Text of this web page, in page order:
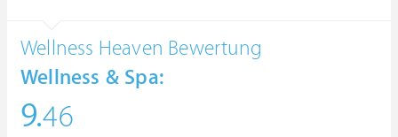
Wellness Heaven Bewertung
Wellness & Spa:
9.46